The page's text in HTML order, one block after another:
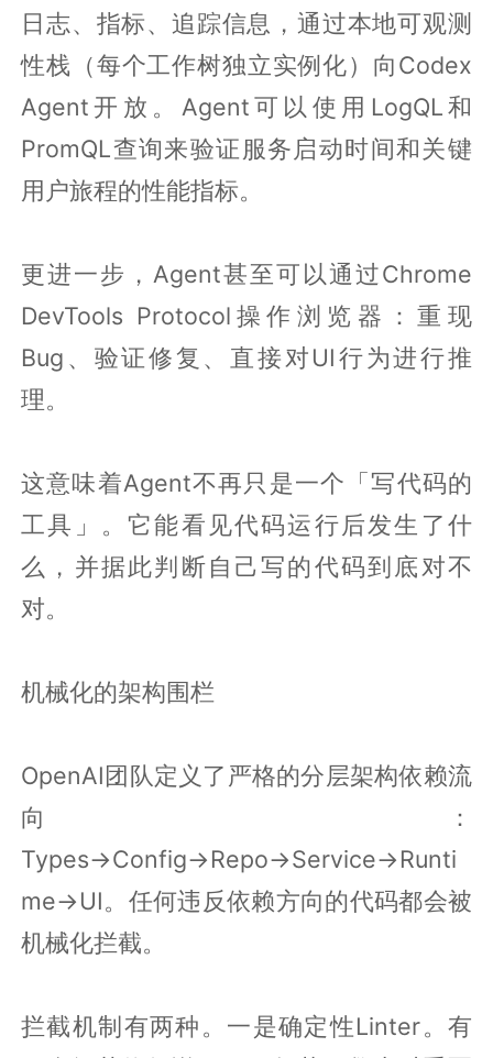
日志、指标、追踪信息，通过本地可观测
性栈（每个工作树独立实例化）向Codex
Agent开放。Agent可以使用LogQL和
PromQL查询来验证服务启动时间和关键
用户旅程的性能指标。
更进一步，Agent甚至可以通过Chrome
DevTools Protocol操作浏览器：重现
Bug、验证修复、直接对UI行为进行推
理。
这意味着Agent不再只是一个「写代码的
工具」。它能看见代码运行后发生了什
么，并据此判断自己写的代码到底对不
对。
机械化的架构围栏
OpenAI团队定义了严格的分层架构依赖流
向：
Types→Config→Repo→Service→Runti
me→UI。任何违反依赖方向的代码都会被
机械化拦截。
拦截机制有两种。一是确定性Linter。有